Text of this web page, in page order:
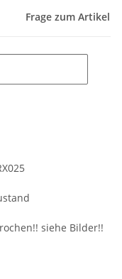
Frage zum Artikel
siehe Bilder!!